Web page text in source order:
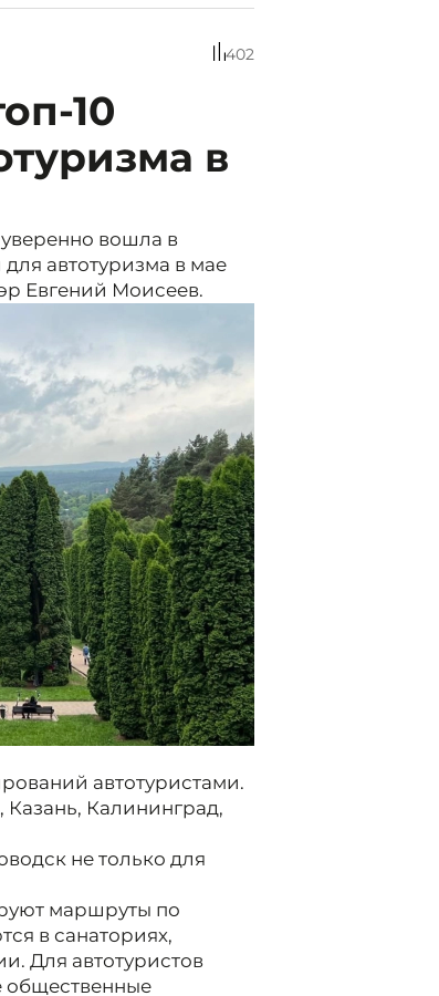
402
10
в
вошла в
автотуризма в мае
Евгений Моисеев.
автотуристами.
Калининград,
не только для
маршруты по
в санаториях,
Для автотуристов
общественные